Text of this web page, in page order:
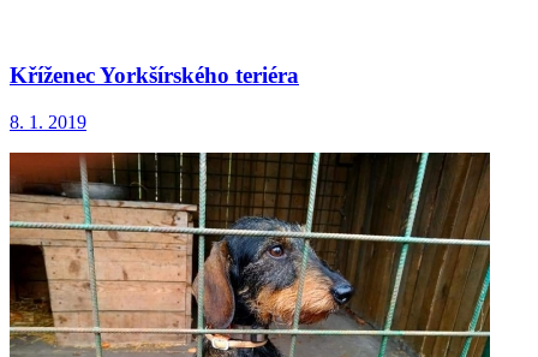
Kříženec Yorkšírského teriéra
8. 1. 2019